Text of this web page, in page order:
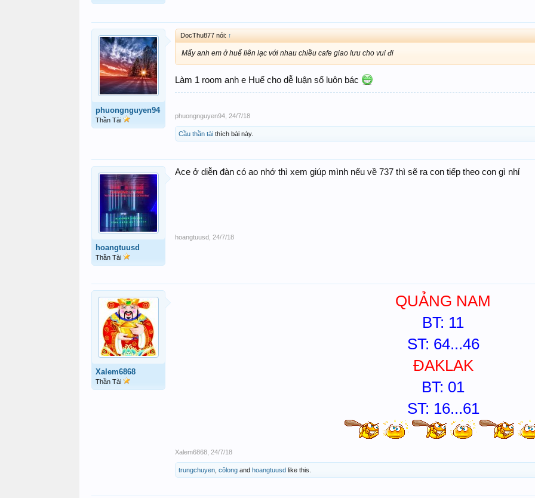
phuongnguyen94
Thần Tài
DocThu877 nói: ↑
Mấy anh em ở huế liên lạc với nhau chiều cafe giao lưu cho vui đi
Làm 1 room anh e Huế cho dễ luận số luôn bác
phuongnguyen94 24/7/18
Cầu thần tài thích bài này.
hoangtuusd
Thần Tài
Ace ở diễn đàn có ao nhớ thì xem giúp mình nếu về 737 thì sẽ ra con tiếp theo con gì nhỉ
hoangtuusd 24/7/18
Xalem6868
Thần Tài
QUẢNG NAM
BT: 11
ST: 64...46
ĐAKLAK
BT: 01
ST: 16...61
Xalem6868 24/7/18
trungchuyen côlong and hoangtuusd like this.